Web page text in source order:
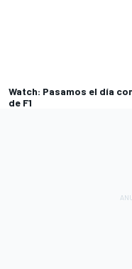
Watch: Pasamos el día
de F1